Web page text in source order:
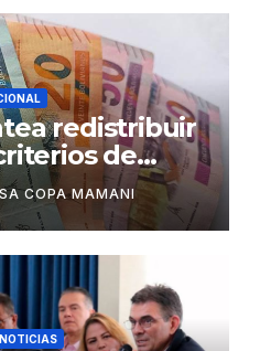
redistribuir
de
fiscal
COPA MAMANI
NOTICIAS